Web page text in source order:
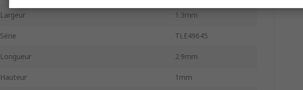
Largeur 1.3mm
Série TLE49645
Longueur 2.9mm
Hauteur 1mm